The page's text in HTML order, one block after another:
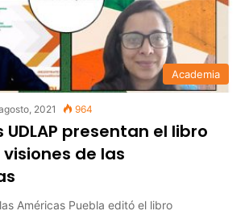
Academia
2021 964
presentan el libro
de las
Américas Puebla editó el libro